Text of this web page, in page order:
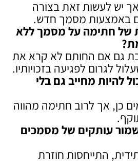
יש לעשות זאת בצורה
באמצעות מסמך חדש.
של חתימה על מסמך ללא
?
גם אם החותם לא קרא את
לגרום לפגיעה בזכויותיו.
להיות מחייב גם בלי
כן, אך לרוב חתימה מהווה
עותקים של מסמכים
התייחסות חוזרת